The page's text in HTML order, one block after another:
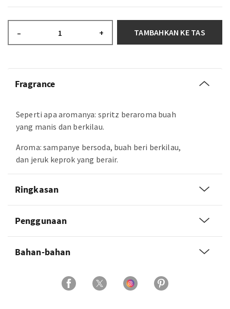
– + TAMBAHKAN KE TAS
Fragrance
Seperti apa aromanya: spritz beraroma buah
yang manis dan berkilau.
Aroma: sampanye bersoda, buah beri berkilau,
dan jeruk keprok yang berair.
Ringkasan
Penggunaan
Bahan-bahan